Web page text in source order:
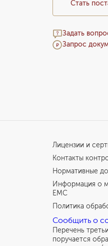
Стать
Задать
Запрос
Лицензии и
Контакты
Нормативные
Информация о
EMC
Политика
Сообщить о
Перечень
поручается